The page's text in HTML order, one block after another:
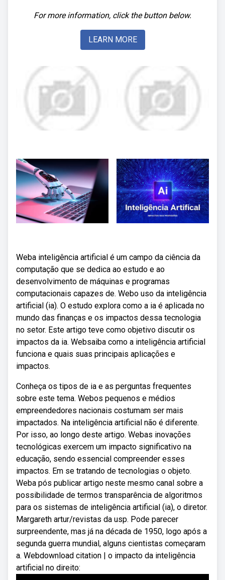
For more information, click the button below.
LEARN MORE
Weba inteligência artificial é um campo da ciência da
computação que se dedica ao estudo e ao
desenvolvimento de máquinas e programas
computacionais capazes de. Webo uso da inteligência
artificial (ia). O estudo explora como a ia é aplicada no
mundo das finanças e os impactos dessa tecnologia
no setor. Este artigo teve como objetivo discutir os
impactos da ia. Websaiba como a inteligência artificial
funciona e quais suas principais aplicações e
impactos.
Conheça os tipos de ia e as perguntas frequentes
sobre este tema. Webos pequenos e médios
empreendedores nacionais costumam ser mais
impactados. Na inteligência artificial não é diferente.
Por isso, ao longo deste artigo. Webas inovações
tecnológicas exercem um impacto significativo na
educação, sendo essencial compreender esses
impactos. Em se tratando de tecnologias o objeto.
Weba pós publicar artigo neste mesmo canal sobre a
possibilidade de termos transparência de algoritmos
para os sistemas de inteligência artificial (ia), o diretor.
Margareth artur/revistas da usp. Pode parecer
surpreendente, mas já na década de 1950, logo após a
segunda guerra mundial, alguns cientistas começaram
a. Webdownload citation | o impacto da inteligência
artificial no direito: